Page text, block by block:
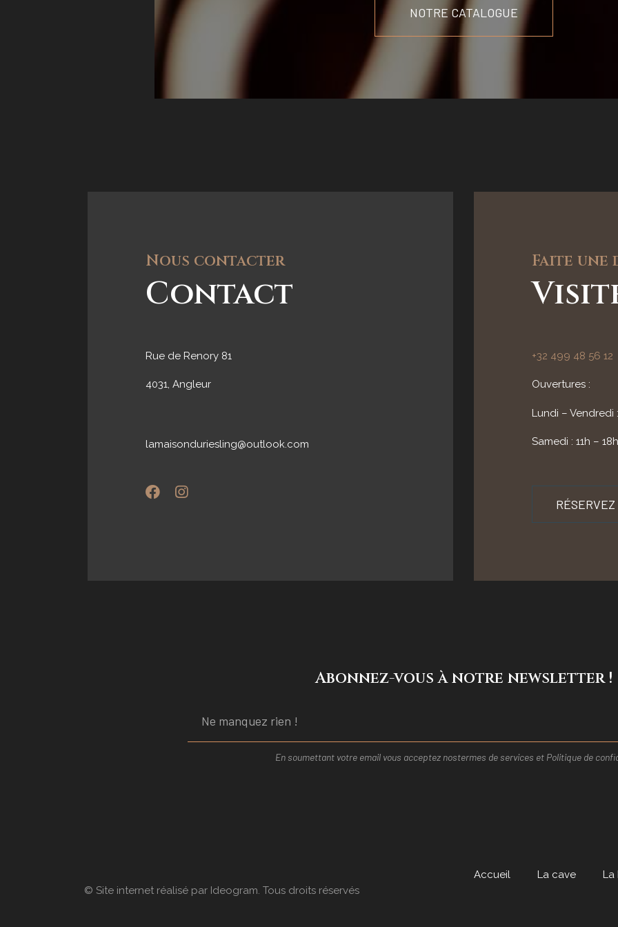
NOTRE CATALOGUE
Nous contacter
Contact
Rue de Renory 81
4031, Angleur
lamaisonduriesling@outlook.com
Faite
+32 499 48 56 12
Ouvertures :
Lundi – Vendredi
Samedi : 11h – 18h
RÉSERVEZ
Abonnez-vous à notre newsletter !
En soumettant votre email vous acceptez nostermes de services et Politique de
© Site internet réalisé par Ideogram. Tous droits réservés
Accueil La cave La